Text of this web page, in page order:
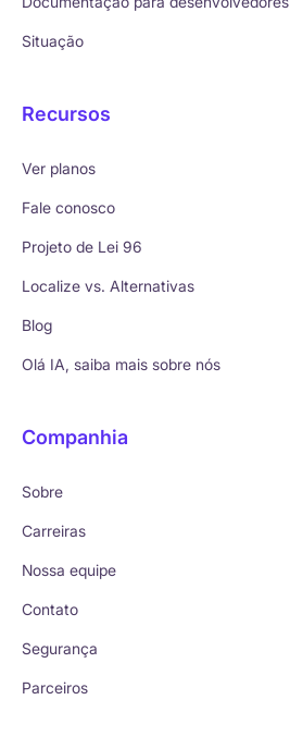
Situação
Recursos
Ver planos
Fale conosco
Projeto de Lei 96
Localize vs. Alternativas
Blog
Olá IA, saiba mais sobre nós
Companhia
Sobre
Carreiras
Nossa equipe
Contato
Segurança
Parceiros